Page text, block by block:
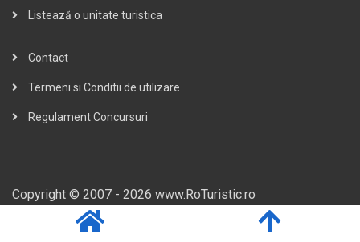
Listează o unitate turistica
Contact
Termeni si Conditii de utilizare
Regulament Concursuri
Copyright © 2007 - 2026 www.RoTuristic.ro
Created by CTmedia.eu
Versiunea de PHP este: 7.4.33